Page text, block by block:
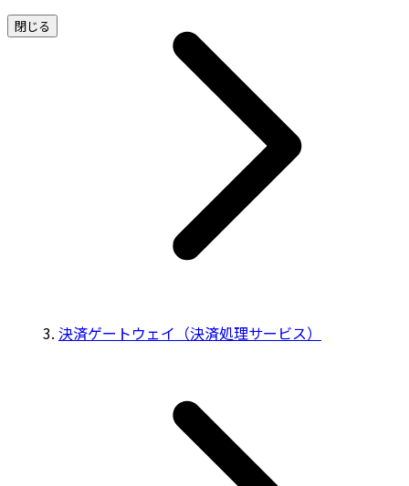
閉じる
決済ゲートウェイ（決済処理サービス）